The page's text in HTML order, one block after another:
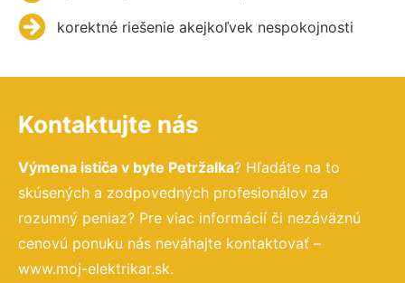
korektné riešenie akejkoľvek nespokojnosti
Kontaktujte nás
Výmena ističa v byte Petržalka? Hľadáte na to
skúsených a zodpovedných profesionálov za
rozumný peniaz? Pre viac informácií či nezáväznú
cenovú ponuku nás neváhajte kontaktovať –
www.moj-elektrikar.sk.